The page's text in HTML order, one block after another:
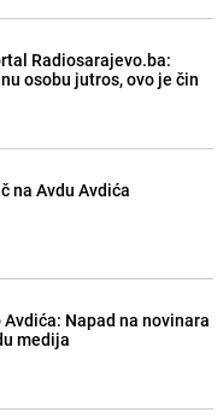
Radiosarajevo.ba:
osobu jutros, ovo je čin
na Avdu Avdića
Napad na novinara
medija